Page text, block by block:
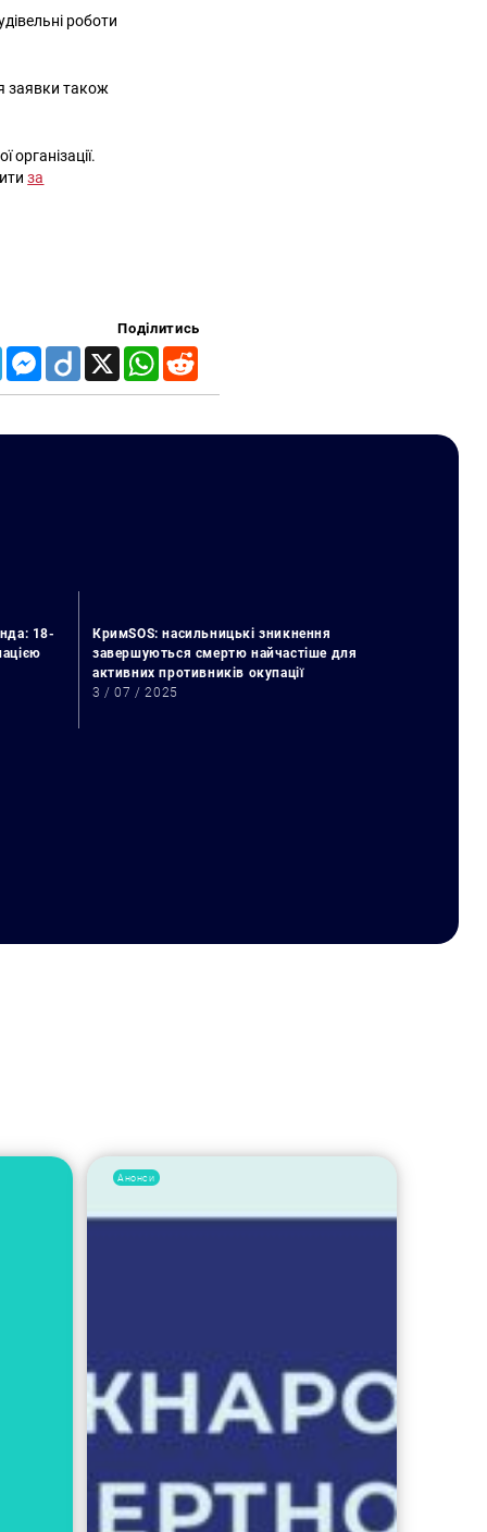
роботи
заявки також
організації.
за
Поділитись
TelegramMessenger
Diigo X WhatsApp
18-
КримSOS: насильницькі зникнення
завершуються смертю найчастіше для
активних противників окупації
3 / 07 / 2025
Анонси